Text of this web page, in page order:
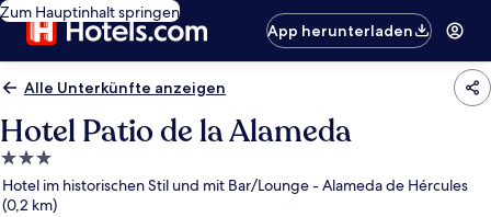
Zum Hauptinhalt springen
App herunterladen
Alle Unterkünfte anzeigen
Hotel Patio de la Alameda
3.0-
Sterne-
Unterkunft
Hotel im historischen Stil und mit Bar/Lounge - Alameda de Hércules
(0,2 km)